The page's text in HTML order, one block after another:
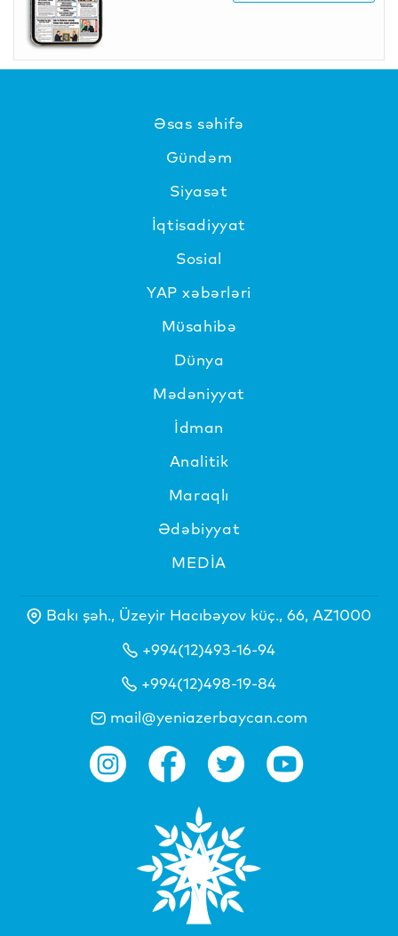
Əsas səhifə
Gündəm
Siyasət
İqtisadiyyat
Sosial
YAP xəbərləri
Müsahibə
Dünya
Mədəniyyat
İdman
Analitik
Maraqlı
Ədəbiyyat
MEDİA
Bakı şəh., Üzeyir Hacıbəyov küç., 66, AZ1000
+994(12)493-16-94
+994(12)498-19-84
mail@yeniazerbaycan.com